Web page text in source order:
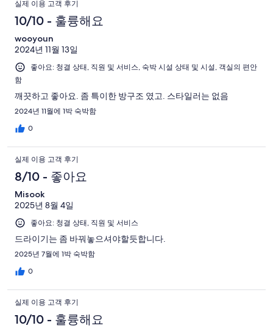
실제 이용 고객 후기
10/10 - 훌륭해요
wooyoun
2024년 11월 13일
좋아요: 청결 상태, 직원 및 서비스, 숙박 시설 상태 및 시설, 객실의 편안
함
깨끗하고 좋아요. 좀 특이한 방구조 였고. 스타일러는 없음
2024년 11월에 1박 숙박함
0
실제 이용 고객 후기
8/10 - 좋아요
Misook
2025년 8월 4일
좋아요: 청결 상태, 직원 및 서비스
드라이기는 좀 바꿔놓으셔야할듯합니다.
2025년 7월에 1박 숙박함
0
실제 이용 고객 후기
10/10 - 훌륭해요